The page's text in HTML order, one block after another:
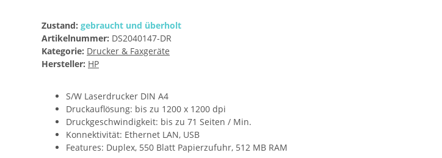
Zustand: gebraucht und überholt
Artikelnummer: DS2040147-DR
Kategorie: Drucker & Faxgeräte
Hersteller: HP
S/W Laserdrucker DIN A4
Druckauflösung: bis zu 1200 x 1200 dpi
Druckgeschwindigkeit: bis zu 71 Seiten / Min.
Konnektivität: Ethernet LAN, USB
Features: Duplex, 550 Blatt Papierzufuhr, 512 MB RAM